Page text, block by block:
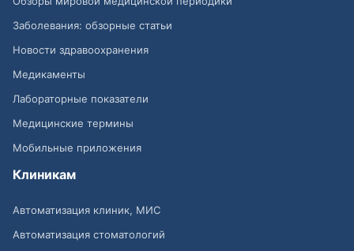
Заболевания: обзорные статьи
Новости здравоохранения
Медикаменты
Лабораторные показатели
Медицинские термины
Мобильные приложения
Клиникам
Автоматизация клиник, МИС
Автоматизация стоматологий